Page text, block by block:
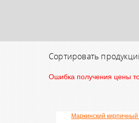
Сортировать
Ошибка получения цены
Маркинский кирпичный